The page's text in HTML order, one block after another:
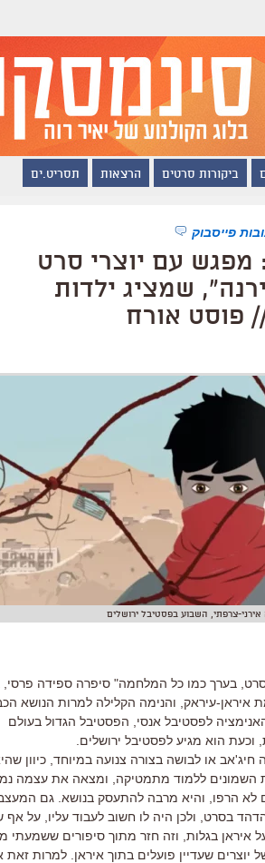
ביקורות סרטים הרצאות תסריט.ים
פייסבוק
פסטיבל ירושלים 2023: מפגש עם יוצרי סרט
שמציג ילדות
פוסט אורח
צרפתי, השבוע בפסטיבל ירושלים
בערך כמו כל המלחמה" סיפרה ספידה
עיראק, והנימה הקלילה למרות הנושא
לפסטיבל אנסי, הפסטיבל הגדול בעולם
הוא מגיע לפסטיבל ירושלים.
או לבושה בצורה צנועה במיוחד, כיוון
השמונים ללמוד מתמטיקה, ומצאה את עצמה
לא הרפו, והיא מרבה להתעסק בנושא. גם
בסרט, ולכן היה לו חשוב לעבוד עליו, על אף
בגלות, וזה חזר מתוך סיפורים ששמעתי
יוצרים שעדיין פועלים בתוך איראן. למרות